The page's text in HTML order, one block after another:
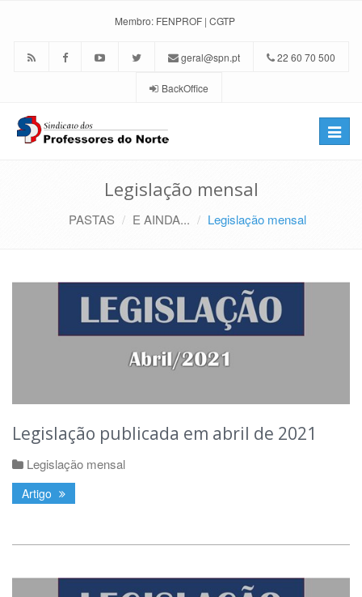
Membro: FENPROF | CGTP
geral@spn.pt 22 60 70 500
BackOffice
Toggle
Legislação mensal
PASTAS E AINDA... Legislação mensal
Legislação publicada em abril de 2021
Legislação mensal
Artigo